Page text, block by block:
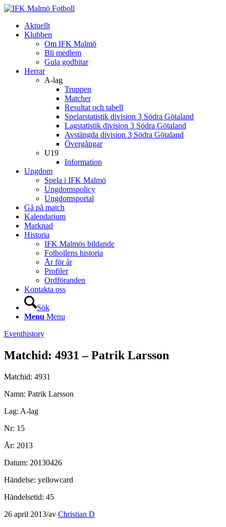
Aktuellt
Klubben
Om IFK Malmö
Bli medlem
Gula godbitar
Herrar
A-lag
Truppen
Matcher
Resultat och tabell
Spelarstatistik division 3 Södra Götaland
Lagstatistik division 3 Södra Götaland
Avstängda division 3 Södra Götaland
Övergångar
U19
Information
Ungdom
Spela i IFK Malmö
Ungdomspolicy
Ungdomsportal
Gå på match
Kalendarium
Marknad
Historia
IFK Malmös bildande
Fotbollens historia
År för år
Profiler
Ordföranden
Kontakta oss
Sök
Menu Menu
Eventhistory
Matchid: 4931 – Patrik Larsson
Matchid: 4931
Namn: Patrik Larsson
Lag: A-lag
Nr: 15
År: 2013
Datum: 20130426
Händelse: yellowcard
Händelsetid: 45
26 april 2013/av Christian D